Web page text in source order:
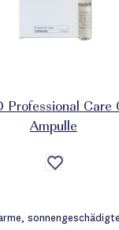
Professional Care
Ampulle
Auf
die